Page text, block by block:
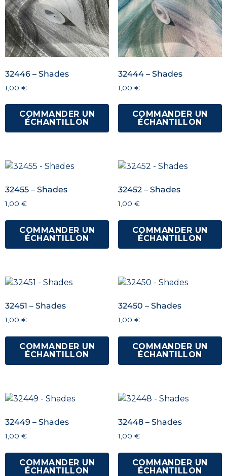
32446 – Shades
1,00 €
COMMANDER UN
ÉCHANTILLON
32444 – Shades
1,00 €
COMMANDER UN
ÉCHANTILLON
32455 – Shades
1,00 €
COMMANDER UN
ÉCHANTILLON
32452 – Shades
1,00 €
COMMANDER UN
ÉCHANTILLON
32451 – Shades
1,00 €
COMMANDER UN
ÉCHANTILLON
32450 – Shades
1,00 €
COMMANDER UN
ÉCHANTILLON
32449 – Shades
1,00 €
COMMANDER UN
ÉCHANTILLON
32448 – Shades
1,00 €
COMMANDER UN
ÉCHANTILLON